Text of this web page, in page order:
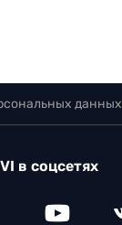
данных
в соцсетях